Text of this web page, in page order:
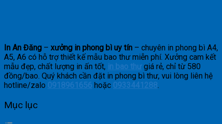
In An Đăng – xưởng in phong bì uy tín – chuyên in phong bì A4,
A5, A6 có hỗ trợ thiết kế mẫu bao thư miễn phí. Xưởng cam kết
mẫu đẹp, chất lượng in ấn tốt, in bao thư giá rẻ, chỉ từ 580
đồng/bao. Quý khách cần đặt in phong bì thư, vui lòng liên hệ
hotline/zalo 0918961656 hoặc 0933441288.
Mục lục